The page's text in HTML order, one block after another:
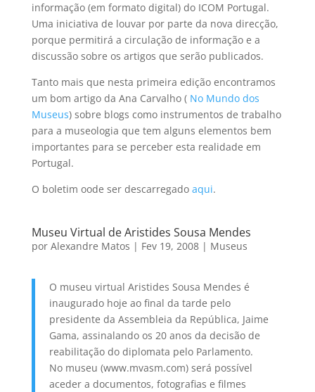
informação (em formato digital) do ICOM Portugal.
Uma iniciativa de louvar por parte da nova direcção,
porque permitirá a circulação de informação e a
discussão sobre os artigos que serão publicados.
Tanto mais que nesta primeira edição encontramos
um bom artigo da Ana Carvalho ( No Mundo dos
Museus) sobre blogs como instrumentos de trabalho
para a museologia que tem alguns elementos bem
importantes para se perceber esta realidade em
Portugal.
O boletim oode ser descarregado aqui.
Museu Virtual de Aristides Sousa Mendes
por Alexandre Matos | Fev 19, 2008| Museus
O museu virtual Aristides Sousa Mendes é
inaugurado hoje ao final da tarde pelo
presidente da Assembleia da República, Jaime
Gama, assinalando os 20 anos da decisão de
reabilitação do diplomata pelo Parlamento.
No museu (www.mvasm.com) será possível
aceder a documentos, fotografias e filmes